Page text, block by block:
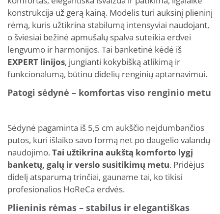
konstrukcija už gerą kainą. Modelis turi auksinį plieninį
rėmą, kuris užtikrina stabilumą intensyviai naudojant,
o šviesiai bežinė apmušalų spalva suteikia erdvei
lengvumo ir harmonijos. Tai banketinė kėdė iš
EXPERT linijos, jungianti kokybišką atlikimą ir
funkcionalumą, būtinu didelių renginių aptarnavimui.
Patogi sėdynė – komfortas viso renginio metu
Sėdynė pagaminta iš 5,5 cm aukščio neįdumbančios
putos, kuri išlaiko savo formą net po daugelio valandų
naudojimo. Tai užtikrina aukštą komforto lygį
banketų, galų ir verslo susitikimų metu. Pridėjus
didelį atsparumą trinčiai, gauname tai, ko tikisi
profesionalios HoReCa erdvės.
Plieninis rėmas – stabilus ir elegantiškas